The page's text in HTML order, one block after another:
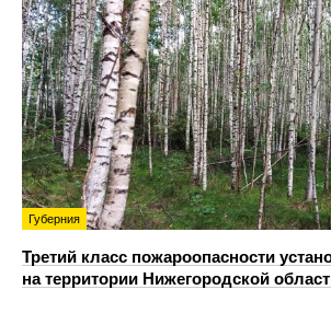
Губерния
Третий класс пожароопасности
на территории Нижегородской